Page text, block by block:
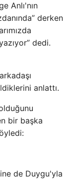
Anlı'nın
derken
dedi.
anlattı.
bir başka
de Duygu'yla